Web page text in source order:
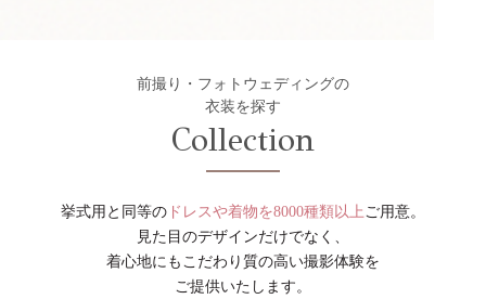
前撮り・フォトウェディングの
衣装を探す
Collection
挙式用と同等の ドレスや着物を8000種類以上 ご用意。
見た目のデザインだけでなく、
着心地にもこだわり質の高い撮影体験を
ご提供いたします。